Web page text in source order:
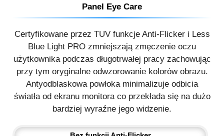
Panel Eye Care
Certyfikowane przez TUV funkcje Anti-Flicker i Less
Blue Light PRO zmniejszają zmęczenie oczu
użytkownika podczas długotrwałej pracy zachowując
przy tym oryginalne odwzorowanie kolorów obrazu.
Antyodblaskowa powłoka minimalizuje odbicia
światła od ekranu monitora co przekłada się na dużo
bardziej wyraźne jego widzenie.